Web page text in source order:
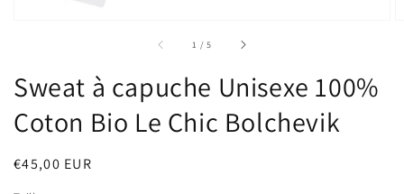
1 /sur
5
Sweat à capuche Unisexe 100%
Coton Bio Le Chic Bolchevik
Prix
€45,00 EUR